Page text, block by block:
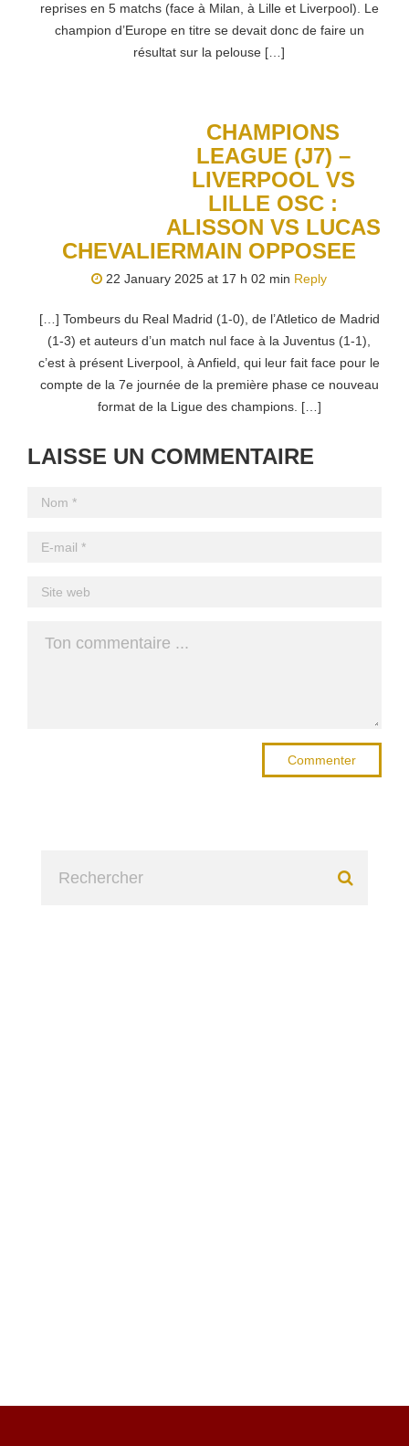
reprises en 5 matchs (face à Milan, à Lille et Liverpool). Le
champion d’Europe en titre se devait donc de faire un
résultat sur la pelouse […]
CHAMPIONS
LEAGUE (J7) –
LIVERPOOL VS
LILLE OSC :
ALISSON VS LUCAS
CHEVALIERMAIN OPPOSEE
22 January 2025 at 17 h 02 min Reply
[…] Tombeurs du Real Madrid (1-0), de l’Atletico de Madrid
(1-3) et auteurs d’un match nul face à la Juventus (1-1),
c’est à présent Liverpool, à Anfield, qui leur fait face pour le
compte de la 7e journée de la première phase ce nouveau
format de la Ligue des champions. […]
LAISSE UN COMMENTAIRE
Commenter